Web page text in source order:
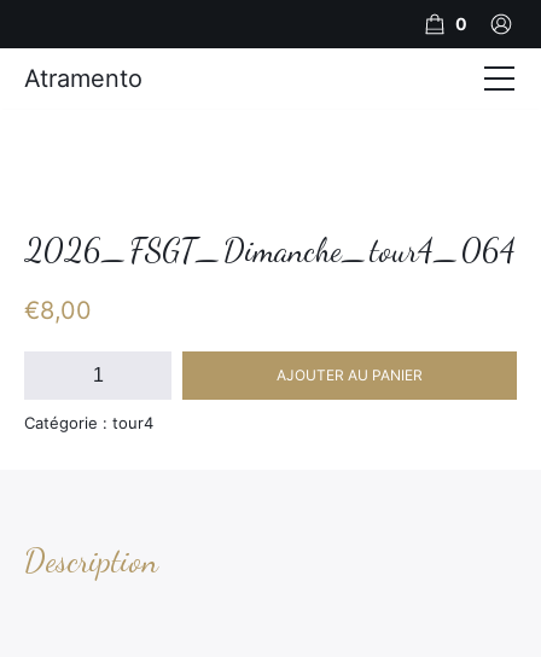
2026_FSGT_Dimanche_tour4_064
€8,00
quantité
2026_FSGT_Dimanche_tour4_064
AJOUTER AU PANIER
Catégorie : tour4
Description
0
Atramento
Photos